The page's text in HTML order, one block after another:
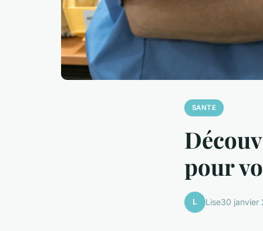
SANTE
pour
L Lise30 janvier